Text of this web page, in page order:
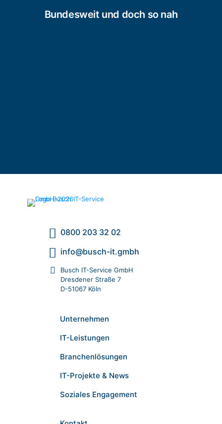
Bundesweit und doch so nah
0800 203 32 02
info@busch-it.gmbh
Busch IT-Service GmbH
Dresdener Straße 7
D-51067 Köln
Unternehmen
IT-Leistungen
Branchenlösungen
IT-Projekte & News
Soziales Engagement